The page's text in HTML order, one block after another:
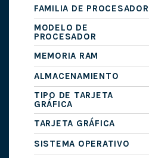
FAMILIA DE PROCESADOR
MODELO DE
PROCESADOR
MEMORIA RAM
ALMACENAMIENTO
TIPO DE TARJETA
GRÁFICA
TARJETA GRÁFICA
SISTEMA OPERATIVO